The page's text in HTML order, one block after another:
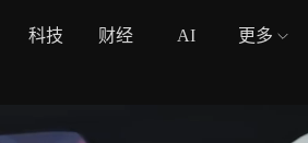
科技 财经 AI 更多